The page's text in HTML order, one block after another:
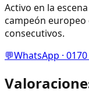
Activo en la
campeón europeo
consecutivos.
💬WhatsApp ·